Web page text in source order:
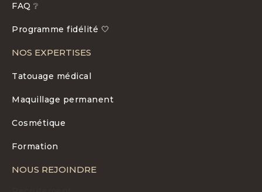
FAQ ❔
Programme fidélité 🤍
NOS EXPERTISES
Tatouage médical
Maquillage permanent
Cosmétique
Formation
NOUS REJOINDRE